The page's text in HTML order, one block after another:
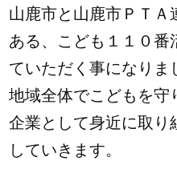
山鹿市と山鹿市ＰＴ
ある、こども１１０番
ていただく事になりま
地域全体でこどもを守
企業として身近に取り
していきます。